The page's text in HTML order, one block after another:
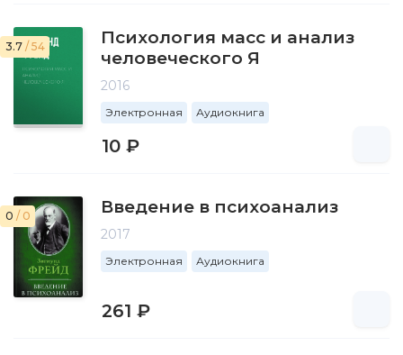
3.7 / 54
Психология масс и анализ
человеческого Я
2016
Электронная Аудиокнига
10 ₽
0 / 0 Введение в психоанализ
2017
Электронная Аудиокнига
261 ₽